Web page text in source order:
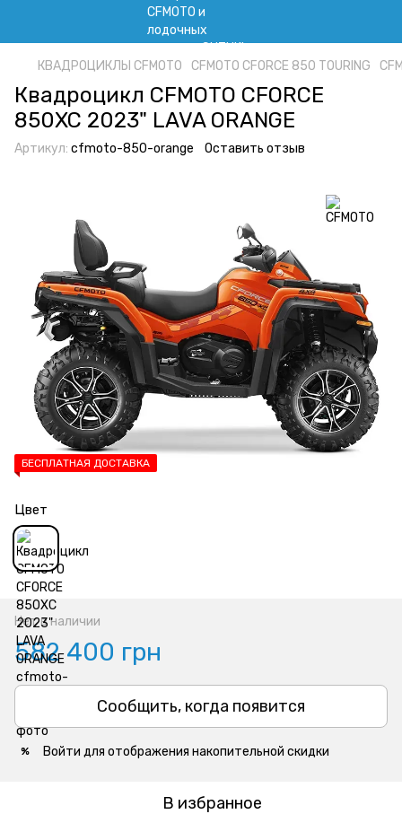
КВАДРОЦИКЛЫ CFMOTO CFMOTO CFORCE 850 TOURING
Квадроцикл CFMOTO CFORCE
850XC 2023" LAVA ORANGE
Артикул: cfmoto-850-orange Оставить отзыв
БЕСПЛАТНАЯ ДОСТАВКА
Цвет
Нет в наличии
582 400 грн
Сообщить, когда появится
% Войти для отображения накопительной скидки
В избранное